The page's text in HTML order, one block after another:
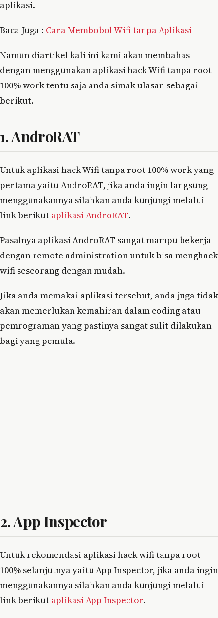
aplikasi.
Baca Juga : Cara Membobol Wifi tanpa Aplikasi
Namun diartikel kali ini kami akan membahas
dengan menggunakan aplikasi hack Wifi tanpa root
100% work tentu saja anda simak ulasan sebagai
berikut.
1. AndroRAT
Untuk aplikasi hack Wifi tanpa root 100% work yang
pertama yaitu AndroRAT, jika anda ingin langsung
menggunakannya silahkan anda kunjungi melalui
link berikut aplikasi AndroRAT.
Pasalnya aplikasi AndroRAT sangat mampu bekerja
dengan remote administration untuk bisa menghack
wifi seseorang dengan mudah.
Jika anda memakai aplikasi tersebut, anda juga tidak
akan memerlukan kemahiran dalam coding atau
pemrograman yang pastinya sangat sulit dilakukan
bagi yang pemula.
2. App Inspector
Untuk rekomendasi aplikasi hack wifi tanpa root
100% selanjutnya yaitu App Inspector, jika anda ingin
menggunakannya silahkan anda kunjungi melalui
link berikut aplikasi App Inspector.